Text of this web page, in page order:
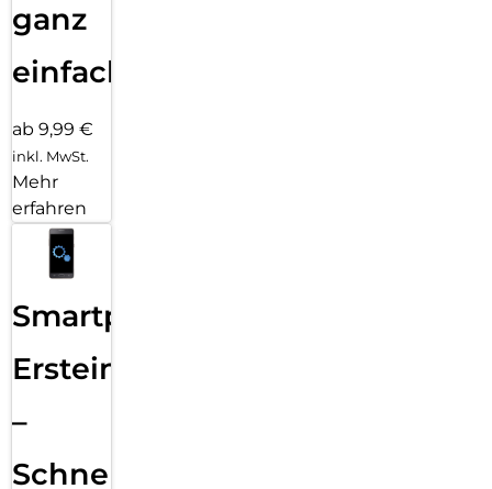
ganz
einfach
ab 9,99 €
inkl. MwSt.
Mehr
erfahren
Smartphone
Ersteinrichtung
–
Schnelle